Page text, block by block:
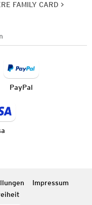
FAMILY CARD
PayPal
Impressum